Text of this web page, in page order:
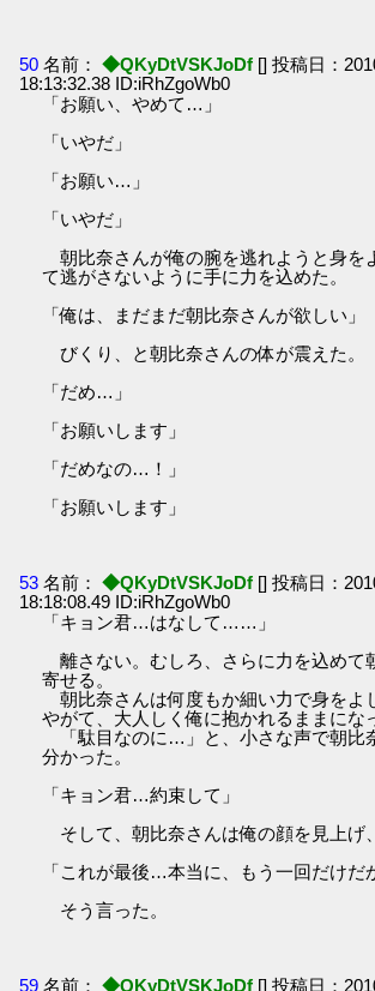
50 名前： ◆QKyDtVSKJoDf [] 投稿日：
18:13:32.38 ID:iRhZgoWb0
「お願い、やめて…」
「いやだ」
「お願い…」
「いやだ」
朝比奈さんが俺の腕を逃れようと身を
て逃がさないように手に力を込めた。
「俺は、まだまだ朝比奈さんが欲しい」
びくり、と朝比奈さんの体が震えた。
「だめ…」
「お願いします」
「だめなの…！」
「お願いします」
53 名前： ◆QKyDtVSKJoDf [] 投稿日：
18:18:08.49 ID:iRhZgoWb0
「キョン君…はなして……」
離さない。むしろ、さらに力を込めて
寄せる。
朝比奈さんは何度もか細い力で身を
やがて、大人しく俺に抱かれるままにな
「駄目なのに…」と、小さな声で朝比
分かった。
「キョン君…約束して」
そして、朝比奈さんは俺の顔を見上げ、
「これが最後…本当に、もう一回だけだ
そう言った。
59 名前： ◆QKyDtVSKJoDf [] 投稿日：